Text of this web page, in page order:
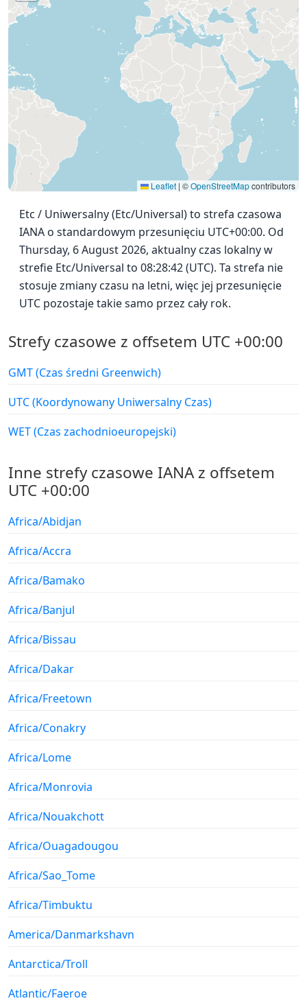
Leaflet | ©OpenStreetMapcontributors
Etc / Uniwersalny (Etc/Universal) to strefa czasowa
IANA o standardowym przesunięciu UTC+00:00. Od
Thursday, 6 August 2026, aktualny czas lokalny w
strefie Etc/Universal to 08:28:42 (UTC). Ta strefa nie
stosuje zmiany czasu na letni, więc jej przesunięcie
UTC pozostaje takie samo przez cały rok.
Strefy czasowe z offsetem UTC +00:00
GMT (Czas średni Greenwich)
UTC (Koordynowany Uniwersalny Czas)
WET (Czas zachodnioeuropejski)
Inne strefy czasowe IANA z offsetem
UTC +00:00
Africa/Abidjan
Africa/Accra
Africa/Bamako
Africa/Banjul
Africa/Bissau
Africa/Dakar
Africa/Freetown
Africa/Conakry
Africa/Lome
Africa/Monrovia
Africa/Nouakchott
Africa/Ouagadougou
Africa/Sao_Tome
Africa/Timbuktu
America/Danmarkshavn
Antarctica/Troll
Atlantic/Faeroe